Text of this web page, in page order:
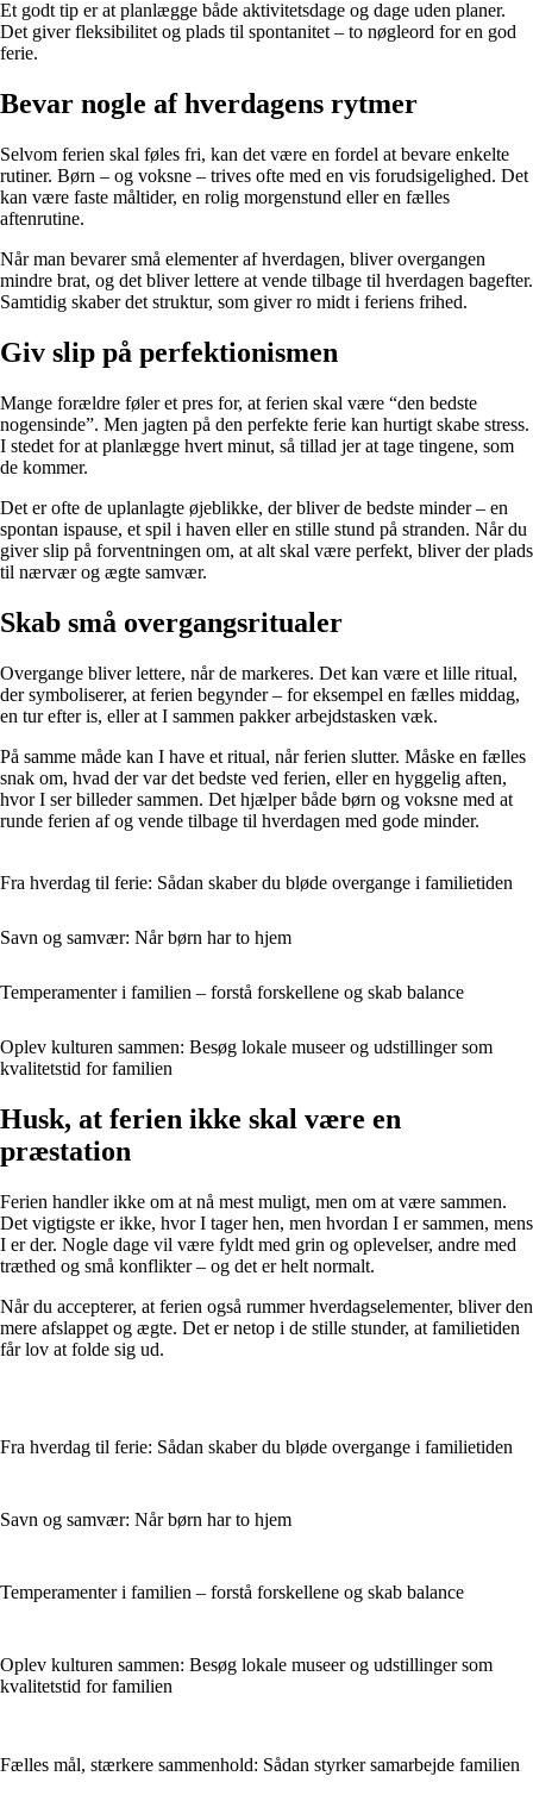
Et godt tip er at planlægge både aktivitetsdage og dage uden planer.
Det giver fleksibilitet og plads til spontanitet – to nøgleord for en god
ferie.
Bevar nogle af hverdagens rytmer
Selvom ferien skal føles fri, kan det være en fordel at bevare enkelte
rutiner. Børn – og voksne – trives ofte med en vis forudsigelighed. Det
kan være faste måltider, en rolig morgenstund eller en fælles
aftenrutine.
Når man bevarer små elementer af hverdagen, bliver overgangen
mindre brat, og det bliver lettere at vende tilbage til hverdagen bagefter.
Samtidig skaber det struktur, som giver ro midt i feriens frihed.
Giv slip på perfektionismen
Mange forældre føler et pres for, at ferien skal være “den bedste
nogensinde”. Men jagten på den perfekte ferie kan hurtigt skabe stress.
I stedet for at planlægge hvert minut, så tillad jer at tage tingene, som
de kommer.
Det er ofte de uplanlagte øjeblikke, der bliver de bedste minder – en
spontan ispause, et spil i haven eller en stille stund på stranden. Når du
giver slip på forventningen om, at alt skal være perfekt, bliver der plads
til nærvær og ægte samvær.
Skab små overgangsritualer
Overgange bliver lettere, når de markeres. Det kan være et lille ritual,
der symboliserer, at ferien begynder – for eksempel en fælles middag,
en tur efter is, eller at I sammen pakker arbejdstasken væk.
På samme måde kan I have et ritual, når ferien slutter. Måske en fælles
snak om, hvad der var det bedste ved ferien, eller en hyggelig aften,
hvor I ser billeder sammen. Det hjælper både børn og voksne med at
runde ferien af og vende tilbage til hverdagen med gode minder.
Fra hverdag til ferie: Sådan skaber du bløde overgange i familietiden
Savn og samvær: Når børn har to hjem
Temperamenter i familien – forstå forskellene og skab balance
Oplev kulturen sammen: Besøg lokale museer og udstillinger som
kvalitetstid for familien
Husk, at ferien ikke skal være en
præstation
Ferien handler ikke om at nå mest muligt, men om at være sammen.
Det vigtigste er ikke, hvor I tager hen, men hvordan I er sammen, mens
I er der. Nogle dage vil være fyldt med grin og oplevelser, andre med
træthed og små konflikter – og det er helt normalt.
Når du accepterer, at ferien også rummer hverdagselementer, bliver den
mere afslappet og ægte. Det er netop i de stille stunder, at familietiden
får lov at folde sig ud.
Fra hverdag til ferie: Sådan skaber du bløde overgange i familietiden
Savn og samvær: Når børn har to hjem
Temperamenter i familien – forstå forskellene og skab balance
Oplev kulturen sammen: Besøg lokale museer og udstillinger som
kvalitetstid for familien
Fælles mål, stærkere sammenhold: Sådan styrker samarbejde familien